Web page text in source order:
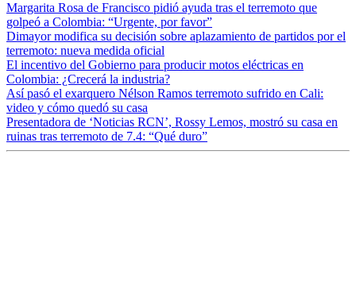
Margarita Rosa de Francisco pidió ayuda tras el terremoto que
golpeó a Colombia: “Urgente, por favor”
Dimayor modifica su decisión sobre aplazamiento de partidos por el
terremoto: nueva medida oficial
El incentivo del Gobierno para producir motos eléctricas en
Colombia: ¿Crecerá la industria?
Así pasó el exarquero Nélson Ramos terremoto sufrido en Cali:
video y cómo quedó su casa
Presentadora de ‘Noticias RCN’, Rossy Lemos, mostró su casa en
ruinas tras terremoto de 7.4: “Qué duro”